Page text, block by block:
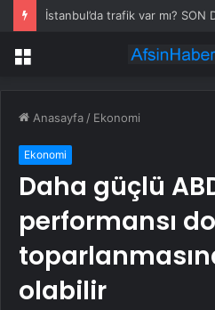
Menü
Anasayfa / Ekonomi
Ekonomi
Daha güçlü
performansı
olabilir